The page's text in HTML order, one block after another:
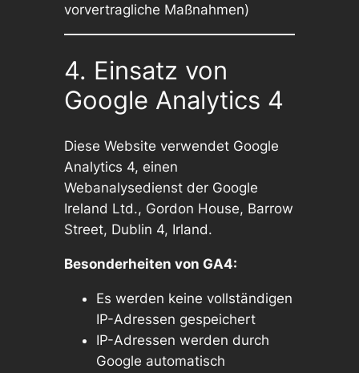
vorvertragliche Maßnahmen)
4. Einsatz von
Google Analytics 4
Diese Website verwendet Google
Analytics 4, einen
Webanalysedienst der Google
Ireland Ltd., Gordon House, Barrow
Street, Dublin 4, Irland.
Besonderheiten von GA4:
Es werden keine vollständigen
IP-Adressen gespeichert
IP-Adressen werden durch
Google automatisch